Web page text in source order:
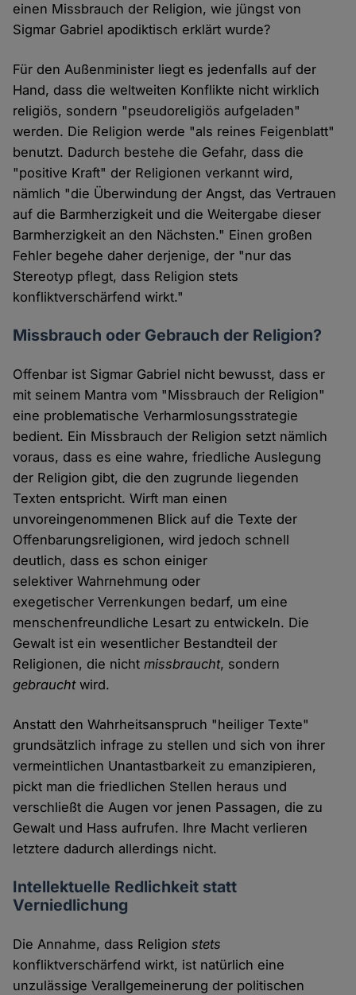
einen Missbrauch der Religion, wie jüngst von
Sigmar Gabriel apodiktisch erklärt wurde?
Für den Außenminister liegt es jedenfalls auf der
Hand, dass die weltweiten Konflikte nicht wirklich
religiös, sondern "pseudoreligiös aufgeladen"
werden. Die Religion werde "als reines Feigenblatt"
benutzt. Dadurch bestehe die Gefahr, dass die
"positive Kraft" der Religionen verkannt wird,
nämlich "die Überwindung der Angst, das Vertrauen
auf die Barmherzigkeit und die Weitergabe dieser
Barmherzigkeit an den Nächsten." Einen großen
Fehler begehe daher derjenige, der "nur das
Stereotyp pflegt, dass Religion stets
konfliktverschärfend wirkt."
Missbrauch oder Gebrauch der Religion?
Offenbar ist Sigmar Gabriel nicht bewusst, dass er
mit seinem Mantra vom "Missbrauch der Religion"
eine problematische Verharmlosungsstrategie
bedient. Ein Missbrauch der Religion setzt nämlich
voraus, dass es eine wahre, friedliche Auslegung
der Religion gibt, die den zugrunde liegenden
Texten entspricht. Wirft man einen
unvoreingenommenen Blick auf die Texte der
Offenbarungsreligionen, wird jedoch schnell
deutlich, dass es schon einiger
selektiver Wahrnehmung oder
exegetischer Verrenkungen bedarf, um eine
menschenfreundliche Lesart zu entwickeln. Die
Gewalt ist ein wesentlicher Bestandteil der
Religionen, die nichtmissbraucht, sondern
gebrauchtwird.
Anstatt den Wahrheitsanspruch "heiliger Texte"
grundsätzlich infrage zu stellen und sich von ihrer
vermeintlichen Unantastbarkeit zu emanzipieren,
pickt man die friedlichen Stellen heraus und
verschließt die Augen vor jenen Passagen, die zu
Gewalt und Hass aufrufen. Ihre Macht verlieren
letztere dadurch allerdings nicht.
Intellektuelle Redlichkeit statt
Verniedlichung
Die Annahme, dass Religionstets
konfliktverschärfend wirkt, ist natürlich eine
unzulässige Verallgemeinerung der politischen